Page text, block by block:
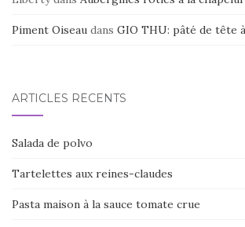
Piment Oiseau dans GIO THU: pâté de tête
ARTICLES RÉCENTS
Salada de polvo
Tartelettes aux reines-claudes
Pasta maison à la sauce tomate crue